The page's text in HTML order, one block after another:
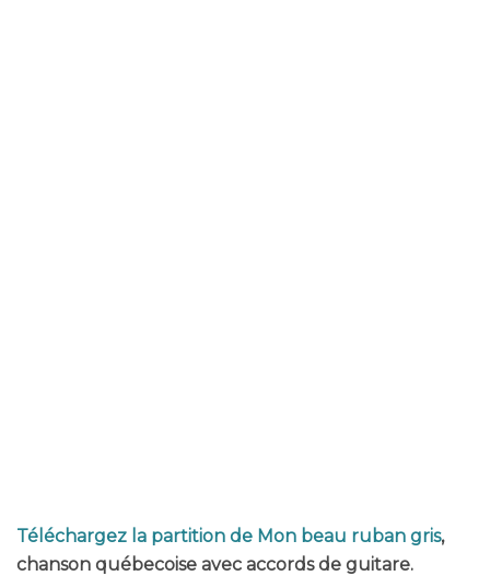
Téléchargez la partition de Mon beau ruban gris,
chanson québecoise avec accords de guitare.